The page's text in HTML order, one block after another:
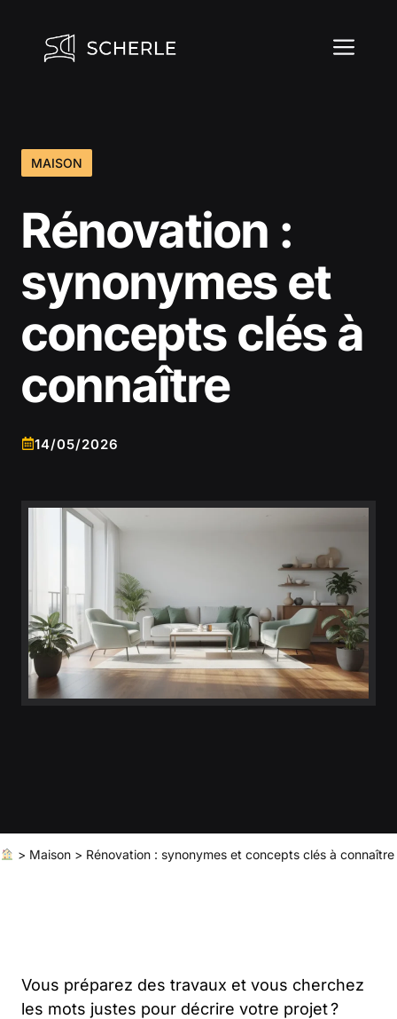
contenu
MAISON
Rénovation :
synonymes et
concepts clés à
connaître
14/05/2026
> Maison> Rénovation : synonymes et concepts clés à connaître
Vous préparez des travaux et vous cherchez
les mots justes pour décrire votre projet ?